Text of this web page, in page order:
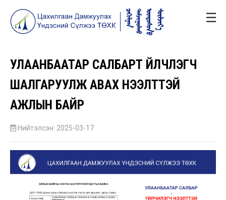
☰
УЛААНБААТАР САЛБАРТ ҮЙЛЧЛЭГЧ
ШАЛГАРУУЛЖ АВАХ НЭЭЛТТЭЙ
АЖЛЫН БАЙР
Нийтэлсэн: 2025-03-17